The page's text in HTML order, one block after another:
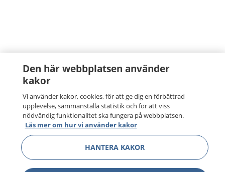
Den här webbplatsen använder
kakor
Vi använder kakor, cookies, för att ge dig en förbättrad
upplevelse, sammanställa statistik och för att viss
nödvändig funktionalitet ska fungera på webbplatsen.
Läs mer om hur vi använder kakor
HANTERA KAKOR